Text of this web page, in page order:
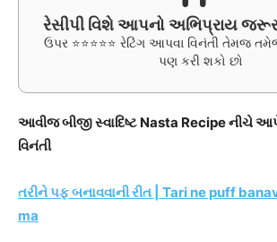
રેસીપી વિશે આપનો અભિપ્રાય
ઉપર ⭐⭐⭐⭐⭐ રેટિંગ આપવા વિનંતી તેમજ
પણ કરી શકો છો
આવીજ બીજી સ્વાદિષ્ટ Nasta Recipe નીચે
વિનંતી
તરીને પફ બનાવવાની રીત | Tari ne puff
ma